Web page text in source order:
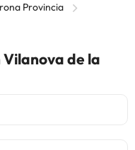
Provincia
Vilanova de la